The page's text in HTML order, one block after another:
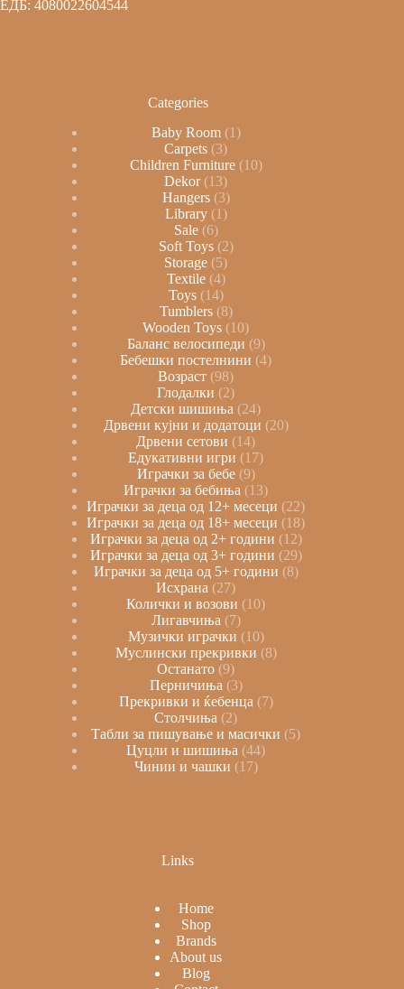
ЕДБ: 4080022604544
Categories
Baby Room 1
Carpets 3
Children Furniture 10
Dekor
13
Hangers 3
Library 1
Sale 6
Soft Toys 2
Storage 5
Textile 4
Toys 14
Tumblers 8
Wooden Toys
10
Баланс велосипеди 9
Бебешки постелнини 4
Возраст 98
Глодалки
2
Детски шишиња
24
Дрвени кујни и додатоци 20
Дрвени сетови
14
Едукативни игри
17
Играчки за бебе 9
Играчки за бебиња
13
Играчки за деца од 12+ месеци
22
Играчки за деца од 18+ месеци
18
Играчки за деца од 2+ години 12
Играчки за деца од 3+ години 29
Играчки за деца од 5+ години 8
Исхрана
27
Колички и возови
10
Лигавчиња 7
Музички играчки 10
Муслински прекривки 8
Останато 9
Перничиња 3
Прекривки и ќебенца 7
Столчиња
2
Табли за пишување и масички
5
Цуцли и шишиња 44
Чинии и чашки 17
Links
Home
Shop
Brands
About us
Blog